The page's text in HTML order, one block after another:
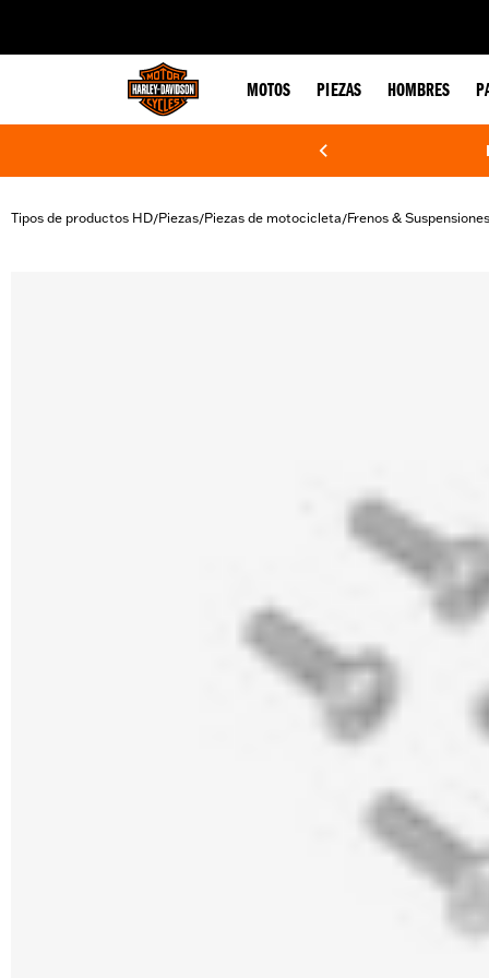
MOTOS PIEZAS HOMBRES
Tipos de productos HD/Piezas/Piezas de motocicleta/Frenos & Suspensiones